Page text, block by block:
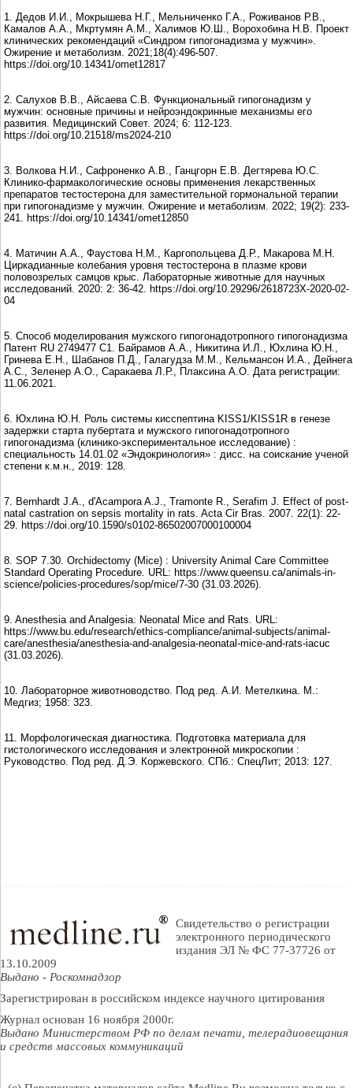
1. Дедов И.И., Мокрышева Н.Г., Мельниченко Г.А., Роживанов Р.В.,
Камалов А.А., Мкртумян А.М., Халимов Ю.Ш., Ворохобина Н.В. Проект
клинических рекомендаций «Синдром гипогонадизма у мужчин».
Ожирение и метаболизм. 2021;18(4):496-507.
https://doi.org/10.14341/omet12817
2. Салухов В.В., Айсаева С.В. Функциональный гипогонадизм у
мужчин: основные причины и нейроэндокринные механизмы его
развития. Медицинский Совет. 2024; 6: 112-123.
https://doi.org/10.21518/ms2024-210
3. Волкова Н.И., Сафроненко А.В., Ганцгорн Е.В. Дегтярева Ю.С.
Клинико-фармакологические основы применения лекарственных
препаратов тестостерона для заместительной гормональной терапии
при гипогонадизме у мужчин. Ожирение и метаболизм. 2022; 19(2): 233-
241. https://doi.org/10.14341/omet12850
4. Матичин А.А., Фаустова Н.М., Каргопольцева Д.Р., Макарова М.Н.
Циркадианные колебания уровня тестостерона в плазме крови
половозрелых самцов крыс. Лабораторные животные для научных
исследований. 2020: 2: 36-42. https://doi.org/10.29296/2618723X-2020-02-
04
5. Способ моделирования мужского гипогонадотропного гипогонадизма
Патент RU 2749477 C1. Байрамов А.А., Никитина И.Л., Юхлина Ю.Н.,
Гринева Е.Н., Шабанов П.Д., Галагудза М.М., Кельмансон И.А., Дейнега
А.С., Зеленер А.О., Саракаева Л.Р., Плаксина А.О. Дата регистрации:
11.06.2021.
6. Юхлина Ю.Н. Роль системы кисспептина KISS1/KISS1R в генезе
задержки старта пубертата и мужского гипогонадотропного
гипогонадизма (клинико-экспериментальное исследование) :
специальность 14.01.02 «Эндокринология» : дисс. на соискание учeной
степени к.м.н., 2019: 128.
7. Bernhardt J.A., d'Acampora A.J., Tramonte R., Serafim J. Effect of post-
natal castration on sepsis mortality in rats. Acta Cir Bras. 2007. 22(1): 22-
29. https://doi.org/10.1590/s0102-86502007000100004
8. SOP 7.30. Orchidectomy (Mice) : University Animal Care Committee
Standard Operating Procedure. URL: https://www.queensu.ca/animals-in-
science/policies-procedures/sop/mice/7-30 (31.03.2026).
9. Anesthesia and Analgesia: Neonatal Mice and Rats. URL:
https://www.bu.edu/research/ethics-compliance/animal-subjects/animal-
care/anesthesia/anesthesia-and-analgesia-neonatal-mice-and-rats-iacuc
(31.03.2026).
10. Лабораторное животноводство. Под ред. А.И. Метелкина. М.:
Медгиз; 1958: 323.
11. Морфологическая диагностика. Подготовка материала для
гистологического исследования и электронной микроскопии :
Руководство. Под ред. Д.Э. Коржевского. СПб.: СпецЛит; 2013: 127.
Свидетельство о регистрации
электронного периодического
издания ЭЛ № ФС 77-37726 от
13.10.2009
Выдано - Роскомнадзор
Зарегистрирован в российском индексе научного цитирования
Журнал основан 16 ноября 2000г.
Выдано Министерством РФ по делам печати, телерадиовещания
и средств массовых коммуникаций